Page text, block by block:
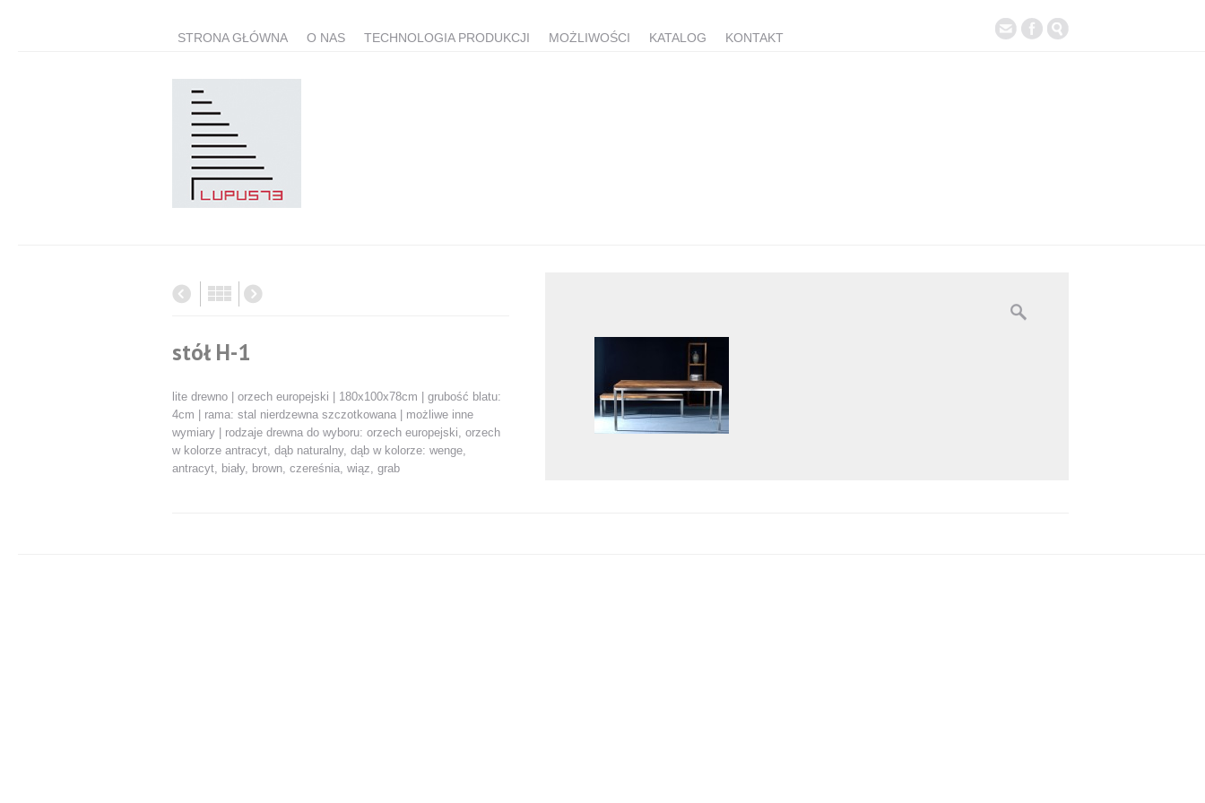
STRONA GŁÓWNA O NAS TECHNOLOGIA PRODUKCJI MOŻLIWOŚCI KATALOG KONTAKT
stół H-1
lite drewno | orzech europejski | 180x100x78cm | grubość blatu:
4cm | rama: stal nierdzewna szczotkowana | możliwe inne
wymiary | rodzaje drewna do wyboru: orzech europejski, orzech
w kolorze antracyt, dąb naturalny, dąb w kolorze: wenge,
antracyt, biały, brown, czereśnia, wiąz, grab